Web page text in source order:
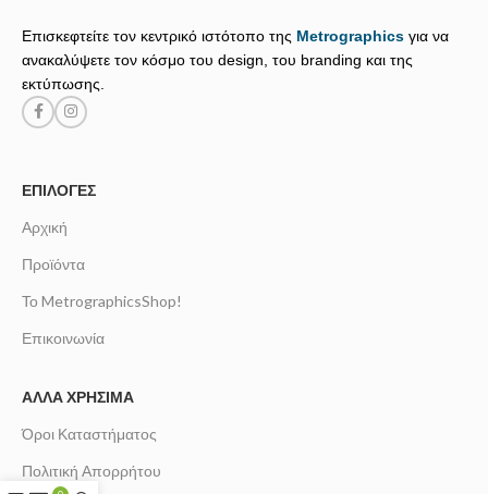
Επισκεφτείτε τον κεντρικό ιστότοπο της Metrographics για να
ανακαλύψετε τον κόσμο του design, του branding και της
εκτύπωσης.
ΕΠΙΛΟΓΈΣ
Αρχική
Προϊόντα
Το MetrographicsShop!
Επικοινωνία
ΆΛΛΑ ΧΡΉΣΙΜΑ
Όροι Καταστήματος
Πολιτική Απορρήτου